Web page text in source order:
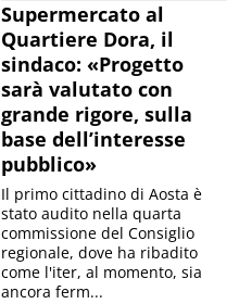
Supermercato al
Quartiere Dora, il
sindaco: «Progetto
sarà valutato con
grande rigore, sulla
base dell’interesse
pubblico»
Il primo cittadino di Aosta è
stato audito nella quarta
commissione del Consiglio
regionale, dove ha ribadito
come l'iter, al momento, sia
ancora ferm...